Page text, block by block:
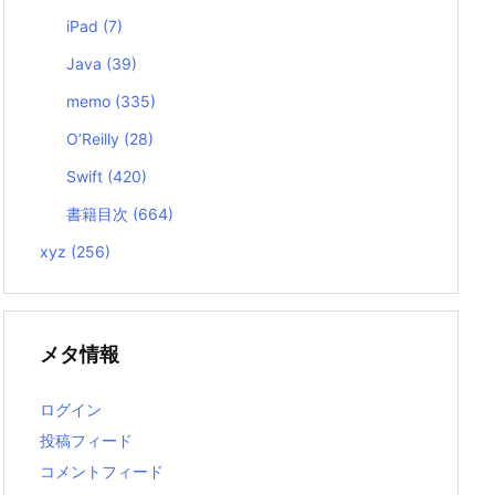
iPad (7)
Java (39)
memo (335)
O’Reilly (28)
Swift (420)
書籍目次 (664)
xyz (256)
メタ情報
ログイン
投稿フィード
コメントフィード